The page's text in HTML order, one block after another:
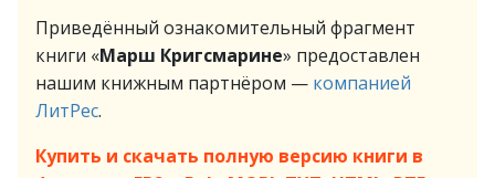
Приведённый ознакомительный фрагмент
книги «Марш Кригсмарине» предоставлен
нашим книжным партнёром — компанией
ЛитРес.
Купить и скачать полную версию книги в